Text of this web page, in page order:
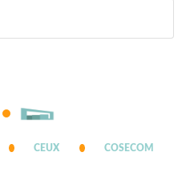
CEUX COSECOM